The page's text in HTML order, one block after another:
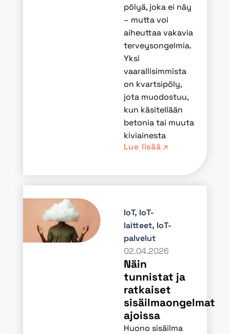
pölyä, joka ei näy
– mutta voi
aiheuttaa vakavia
terveysongelmia.
Yksi
vaarallisimmista
on kvartsipöly,
jota muodostuu,
kun käsitellään
betonia tai muuta
kiviainesta
Lue lisää
IoT, IoT-
laitteet, IoT-
palvelut
02.04.2026
Näin
tunnistat ja
ratkaiset
sisäilmaongelmat
ajoissa
Huono sisäilma